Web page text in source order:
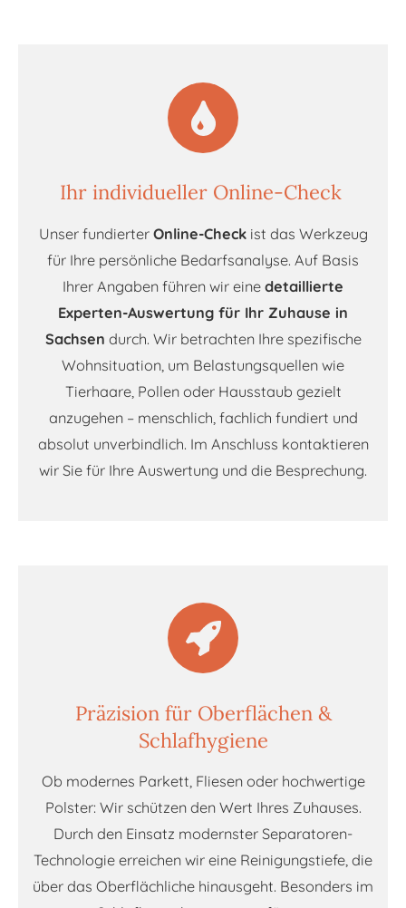
Ihr individueller Online-Check
Unser fundierter Online-Checkist das Werkzeug
für Ihre persönliche Bedarfsanalyse. Auf Basis
Ihrer Angaben führen wir eine detaillierte
Experten-Auswertung für Ihr Zuhause in
Sachsen durch. Wir betrachten Ihre spezifische
Wohnsituation, um Belastungsquellen wie
Tierhaare, Pollen oder Hausstaub gezielt
anzugehen – menschlich, fachlich fundiert und
absolut unverbindlich. Im Anschluss kontaktieren
wir Sie für Ihre Auswertung und die Besprechung.
Präzision für Oberflächen &
Schlafhygiene
Ob modernes Parkett, Fliesen oder hochwertige
Polster: Wir schützen den Wert Ihres Zuhauses.
Durch den Einsatz modernster Separatoren-
Technologie erreichen wir eine Reinigungstiefe, die
über das Oberflächliche hinausgeht. Besonders im